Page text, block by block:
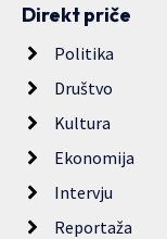
Direkt priče
Politika
Društvo
Kultura
Ekonomija
Intervju
Reportaža